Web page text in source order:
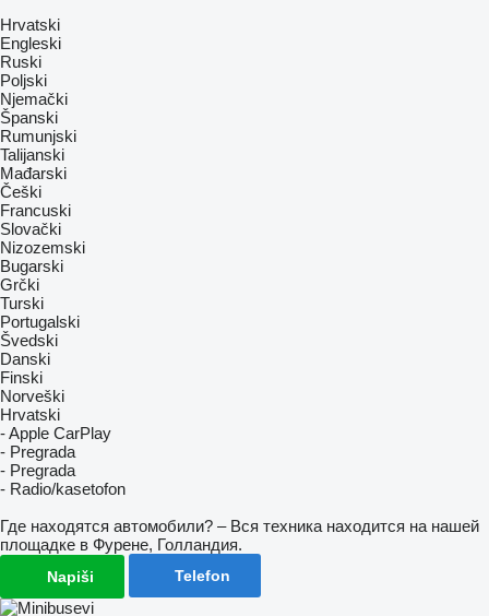
Hrvatski
Engleski
Ruski
Poljski
Njemački
Španski
Rumunjski
Talijanski
Mađarski
Češki
Francuski
Slovački
Nizozemski
Bugarski
Grčki
Turski
Portugalski
Švedski
Danski
Finski
Norveški
Hrvatski
- Apple CarPlay
- Pregrada
- Pregrada
- Radio/kasetofon
Где находятся автомобили? – Вся техника находится на нашей
площадке в Фурене, Голландия.
Napiši Telefon